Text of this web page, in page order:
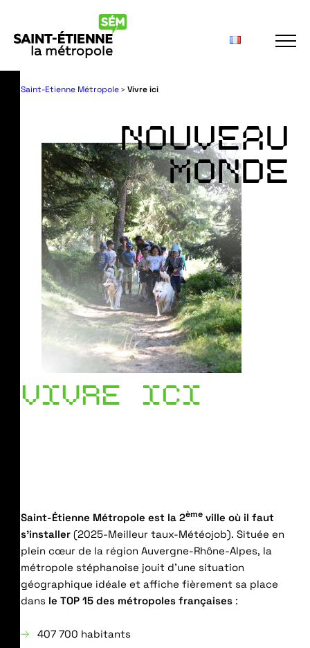
Saint-Etienne Métropole > Vivre ici
NOUVEAU
MONDE
VIVRE ICI
Saint-Étienne Métropole est la 2ème ville où il faut
s’installer (2025-Meilleur taux-Météojob). Située en
plein cœur de la région Auvergne-Rhône-Alpes, la
métropole stéphanoise jouit d’une situation
géographique idéale et affiche fièrement sa place
dans le TOP 15 des métropoles françaises :
407 700 habitants
Panneau de gestion des cookies